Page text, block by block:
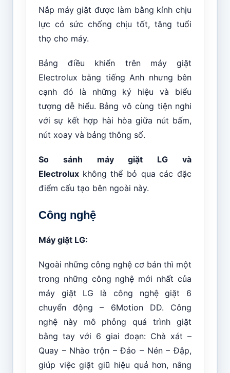
Nắp máy giặt được làm bằng kính chịu
lực có sức chống chịu tốt, tăng tuổi
thọ cho máy.
Bảng điều khiển trên máy giặt
Electrolux bằng tiếng Anh nhưng bên
cạnh đó là những ký hiệu và biểu
tượng dễ hiểu. Bảng vô cùng tiện nghi
với sự kết hợp hài hòa giữa nút bấm,
nút xoay và bảng thông số.
So sánh máy giặt LG và
Electrolux không thể bỏ qua các đặc
điểm cấu tạo bên ngoài này.
Công nghệ
Máy giặt LG:
Ngoài những công nghệ cơ bản thì một
trong những công nghệ mới nhất của
máy giặt LG là công nghệ giặt 6
chuyển động – 6Motion DD. Công
nghệ này mô phỏng quá trình giặt
bằng tay với 6 giai đoạn: Chà xát –
Quay – Nhào trộn – Đảo – Nén – Đập,
giúp việc giặt giũ hiệu quả hơn, nâng